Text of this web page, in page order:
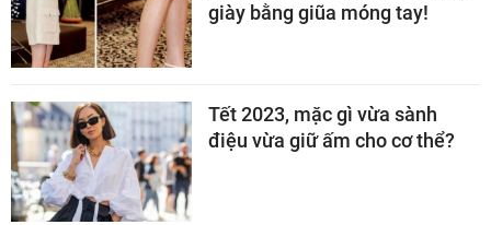
giày bằng giũa móng tay!
Tết 2023, mặc gì vừa sành
điệu vừa giữ ấm cho cơ thể?